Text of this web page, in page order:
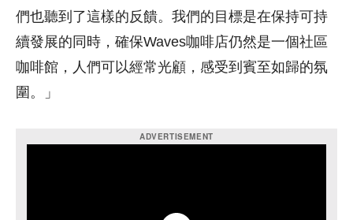
們也聽到了這樣的反饋。我們的目標是在保持可持
續發展的同時，確保Waves咖啡店仍然是一個社區
咖啡館，人們可以經常光顧，感受到賓至如歸的氛
圍。」